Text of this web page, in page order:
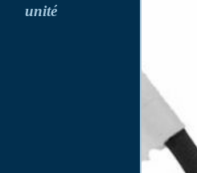
unité